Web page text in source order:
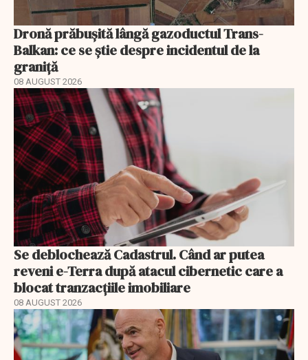
Dronă prăbușită lângă gazoductul Trans-
Balkan: ce se știe despre incidentul de la
graniță
08 AUGUST 2026
Se deblochează Cadastrul. Când ar putea
reveni e-Terra după atacul cibernetic care a
blocat tranzacțiile imobiliare
08 AUGUST 2026